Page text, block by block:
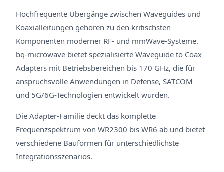
Hochfrequente Übergänge zwischen Waveguides und
Koaxialleitungen gehören zu den kritischsten
Komponenten moderner RF- und mmWave-Systeme.
bq-microwave bietet spezialisierte Waveguide to Coax
Adapters mit Betriebsbereichen bis 170 GHz, die für
anspruchsvolle Anwendungen in Defense, SATCOM
und 5G/6G-Technologien entwickelt wurden.
Die Adapter-Familie deckt das komplette
Frequenzspektrum von WR2300 bis WR6 ab und bietet
verschiedene Bauformen für unterschiedlichste
Integrationsszenarios.